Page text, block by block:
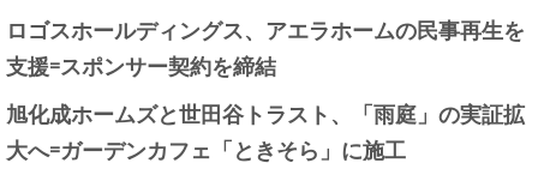
ロゴスホールディングス、アエラホームの民事再生を
支援=スポンサー契約を締結
旭化成ホームズと世田谷トラスト、「雨庭」の実証拡
大へ=ガーデンカフェ「ときそら」に施工